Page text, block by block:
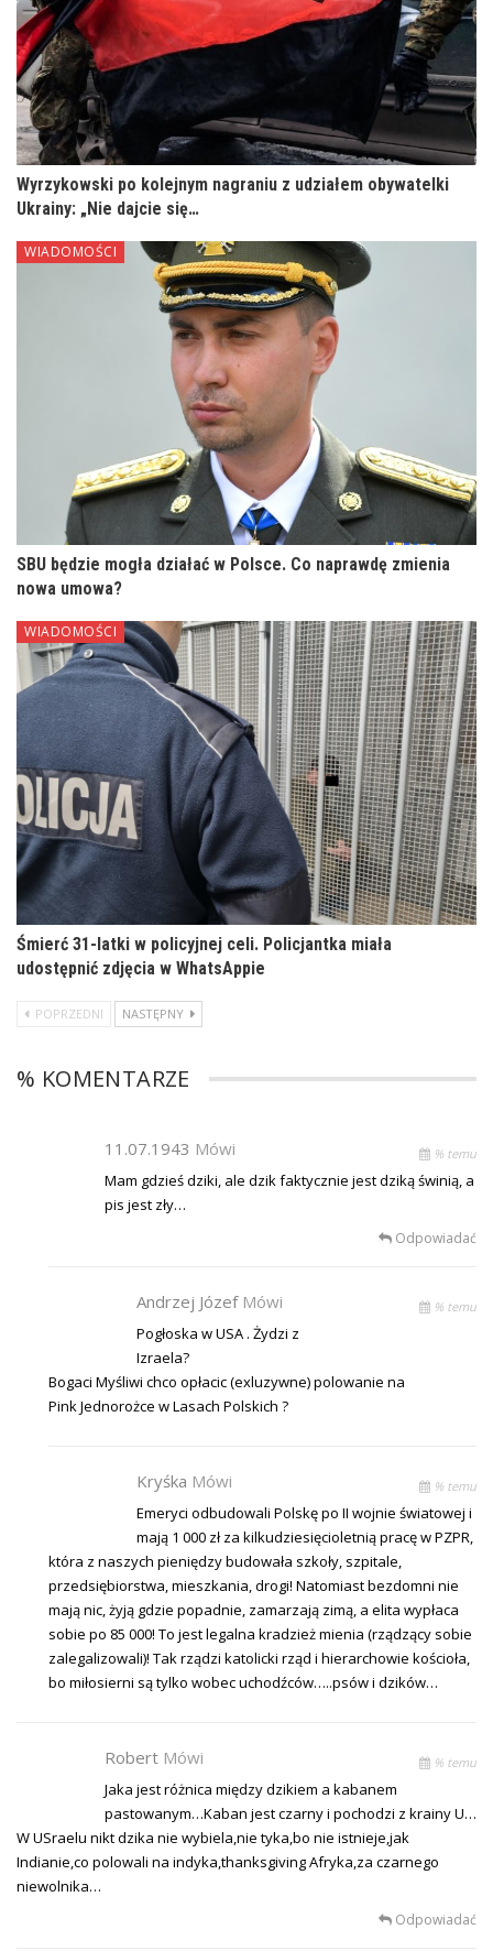
Wyrzykowski po kolejnym nagraniu z udziałem obywatelki
Ukrainy: „Nie dajcie się…
WIADOMOŚCI
SBU będzie mogła działać w Polsce. Co naprawdę zmienia
nowa umowa?
WIADOMOŚCI
Śmierć 31-latki w policyjnej celi. Policjantka miała
udostępnić zdjęcia w WhatsAppie
POPRZEDNI NASTĘPNY
% KOMENTARZE
11.07.1943 Mówi % temu
Mam gdzieś dziki, ale dzik faktycznie jest dziką świnią, a
pis jest zły…
Odpowiadać
Andrzej Józef Mówi % temu
Pogłoska w USA . Żydzi z
Izraela?
Bogaci Myśliwi chco opłacic (exluzywne) polowanie na
Pink Jednorożce w Lasach Polskich ?
Kryśka Mówi % temu
Emeryci odbudowali Polskę po II wojnie światowej i
mają 1 000 zł za kilkudziesięcioletnią pracę w PZPR,
która z naszych pieniędzy budowała szkoły, szpitale,
przedsiębiorstwa, mieszkania, drogi! Natomiast bezdomni nie
mają nic, żyją gdzie popadnie, zamarzają zimą, a elita wypłaca
sobie po 85 000! To jest legalna kradzież mienia (rządzący sobie
zalegalizowali)! Tak rządzi katolicki rząd i hierarchowie kościoła,
bo miłosierni są tylko wobec uchodźców…..psów i dzików…
Robert Mówi % temu
Jaka jest różnica między dzikiem a kabanem
pastowanym…Kaban jest czarny i pochodzi z krainy U…
W USraelu nikt dzika nie wybiela,nie tyka,bo nie istnieje,jak
Indianie,co polowali na indyka,thanksgiving Afryka,za czarnego
niewolnika…
Odpowiadać